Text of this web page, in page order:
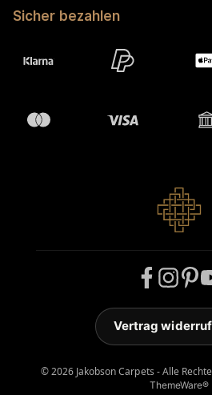
Sicher bezahlen
© 2026 Jakobson Carpets - Alle
ThemeWare®
Vertrag